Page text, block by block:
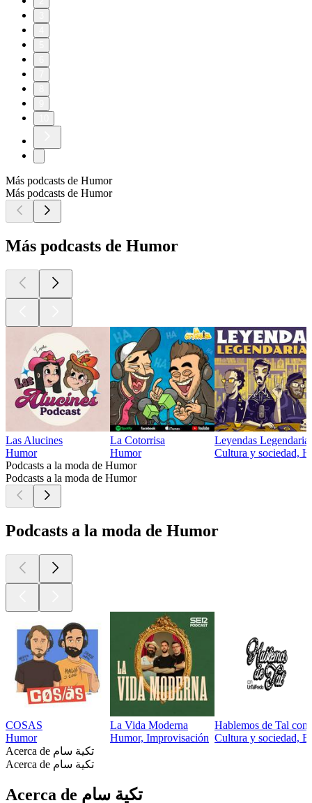
Más podcasts de Humor
Más podcasts de Humor
Más podcasts de Humor
Las Alucines
Humor
La Cotorrisa
Humor
Leyendas
Cultura y sociedad,
Podcasts a la moda de Humor
Podcasts a la moda de Humor
Podcasts a la moda de Humor
COSAS
Humor
La Vida Moderna
Humor, Improvisación
Hablemos de Tal con
Cultura y sociedad,
Acerca de تكية سام
Acerca de تكية سام
Acerca de تكية سام